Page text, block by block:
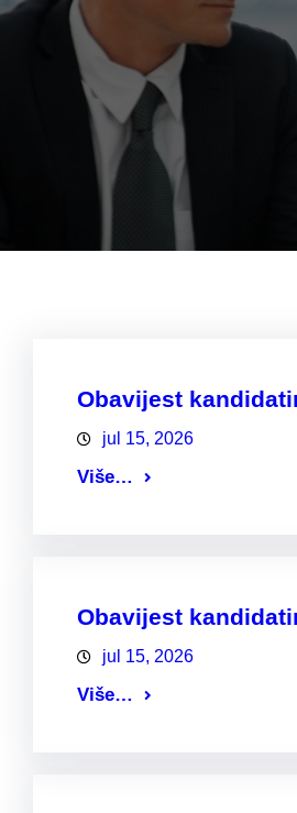
Obavijest
jul 15, 2026
Više…
Obavijest
jul 15, 2026
Više…